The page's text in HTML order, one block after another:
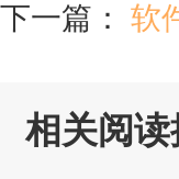
下一篇： 软
相关阅读